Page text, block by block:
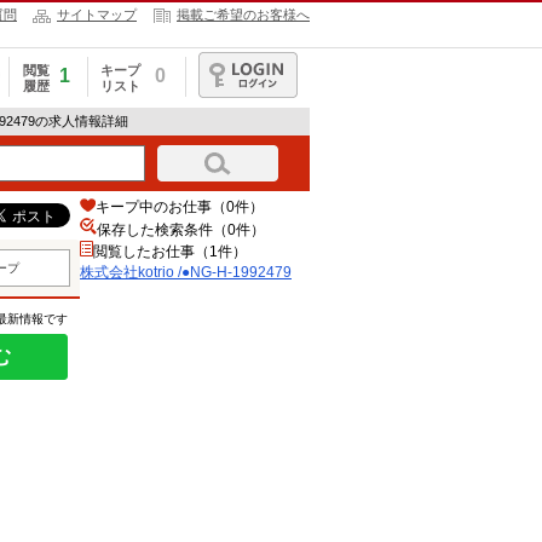
問 サイトマップ 掲載ご希望のお客様へ
閲覧
履歴
1
キープ
リスト
0
ログイン
の求人情報詳細
プ
新情報です
キープ中のお仕事（0件）
保存した検索条件（0件）
閲覧したお仕事（1件）
株式会社kotrio /●NG-H-1992479